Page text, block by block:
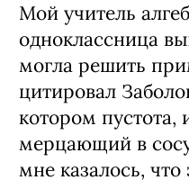
Мой учитель
од­ноклассница
мог­ла решить
цитировал
котором пустота,
мерцающий в
мне казалось, что